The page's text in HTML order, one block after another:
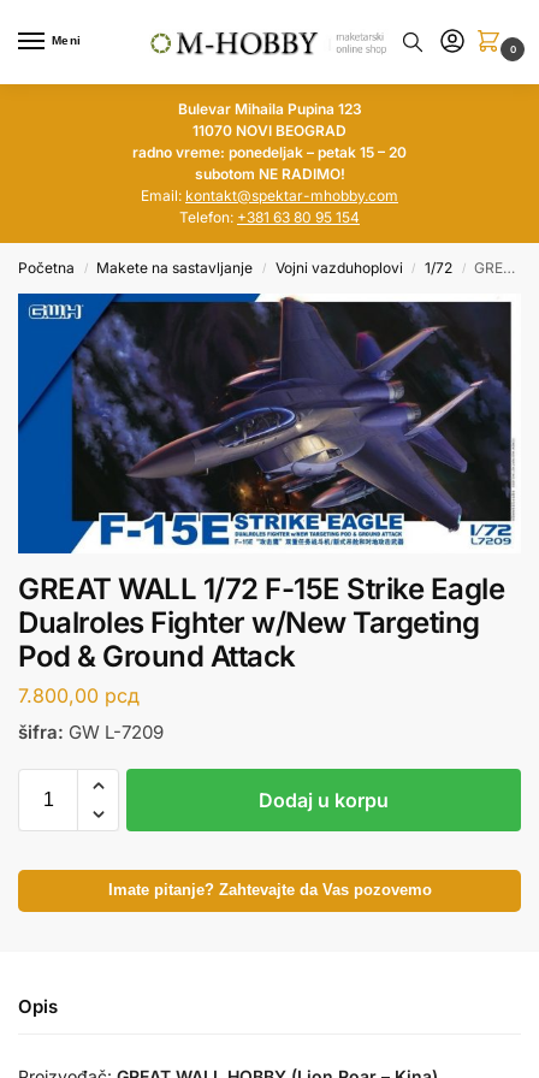
Meni
0
Bulevar Mihaila Pupina 123
11070 NOVI BEOGRAD
radno vreme: ponedeljak – petak 15 – 20
subotom NE RADIMO!
Email: kontakt@spektar-mhobby.com
Telefon: +381 63 80 95 154
Početna / Makete na sastavljanje / Vojni vazduhoplovi / 1/72 / GREAT WALL 1/72 F-15E Strike Eagle Dualroles Fighter w/New Targeting Pod & Ground Attack
GREAT WALL 1/72 F-15E Strike Eagle
Dualroles Fighter w/New Targeting
Pod & Ground Attack
7.800,00 рсд
šifra: GW L-7209
Dodaj u korpu
Imate pitanje? Zahtevajte da Vas pozovemo
Opis